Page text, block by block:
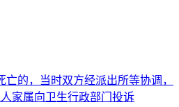
亡的，当时双方经派出所等协调，
家属向卫生行政部门投诉